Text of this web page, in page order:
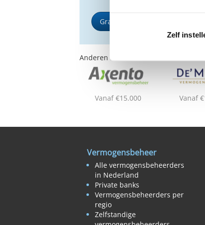
Zelf
Gratis Selectierapport
Anderen bekeken ook:
Vanaf €15.000 Vanaf
Vermogensbeheer
Alle vermogensbeheerders
in Nederland
Private banks
Vermogensbeheerders per
regio
Zelfstandige